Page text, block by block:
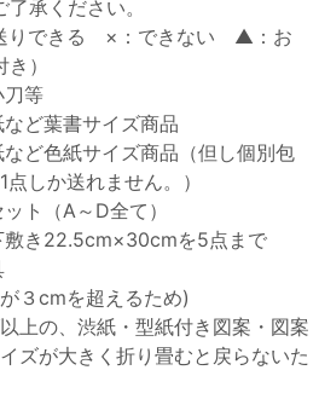
承ください。
りできる ×：できない ▲：お
）
等
ど葉書サイズ商品
ど色紙サイズ商品（但し個別包
しか送れません。）
ト（A～D全て）
き22.5cm×30cmを5点まで
３cmを超えるため)
上の、渋紙・型紙付き図案・図案
ズが大きく折り畳むと戻らないた